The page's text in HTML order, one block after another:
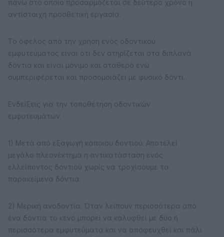
πάνω στο οποίο προσαρμόζεται σε δεύτερο χρόνο η
αντίστοιχη προσθετική εργασία.
Το όφελος από την χρήση ενός οδοντικού
εμφυτεύματος είναι ότι δεν στηρίζεται στα διπλανά
δόντια και είναι μόνιμο και σταθερό ενώ
συμπεριφέρεται και προσομοιάζει με φυσικό δόντι.
Ενδείξεις για την τοποθέτηση οδοντικών
εμφυτευμάτων:
1) Μετά από εξαγωγή κάποιου δοντιού. Αποτελεί
μεγάλο πλεονέκτημα η αντικατάσταση ενός
ελλείποντος δοντιού χωρίς να τροχίσουμε τα
παρακείμενα δόντια.
2) Μερική ανοδοντία. Όταν λείπουν περισσότερα από
ένα δόντια το κενό μπορεί να καλυφθεί με δύο ή
περισσότερα εμφυτεύματα και να αποφευχθεί και πάλι